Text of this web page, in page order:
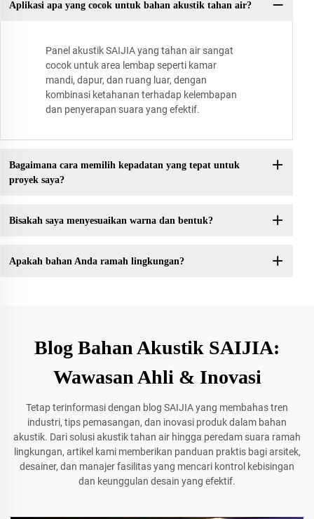
Aplikasi apa yang cocok untuk bahan akustik tahan air?
Panel akustik SAIJIA yang tahan air sangat
cocok untuk area lembap seperti kamar
mandi, dapur, dan ruang luar, dengan
kombinasi ketahanan terhadap kelembapan
dan penyerapan suara yang efektif.
Bagaimana cara memilih kepadatan yang tepat untuk
proyek saya?
Bisakah saya menyesuaikan warna dan bentuk?
Apakah bahan Anda ramah lingkungan?
Blog Bahan Akustik SAIJIA:
Wawasan Ahli & Inovasi
Tetap terinformasi dengan blog SAIJIA yang membahas tren
industri, tips pemasangan, dan inovasi produk dalam bahan
akustik. Dari solusi akustik tahan air hingga peredam suara ramah
lingkungan, artikel kami memberikan panduan praktis bagi arsitek,
desainer, dan manajer fasilitas yang mencari kontrol kebisingan
dan keunggulan desain yang efektif.